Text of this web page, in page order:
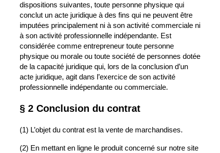
dispositions suivantes, toute personne physique qui
conclut un acte juridique à des fins qui ne peuvent être
imputées principalement ni à son activité commerciale ni
à son activité professionnelle indépendante. Est
considérée comme entrepreneur toute personne
physique ou morale ou toute société de personnes dotée
de la capacité juridique qui, lors de la conclusion d’un
acte juridique, agit dans l’exercice de son activité
professionnelle indépendante ou commerciale.
§ 2 Conclusion du contrat
(1) L’objet du contrat est la vente de marchandises.
(2) En mettant en ligne le produit concerné sur notre site